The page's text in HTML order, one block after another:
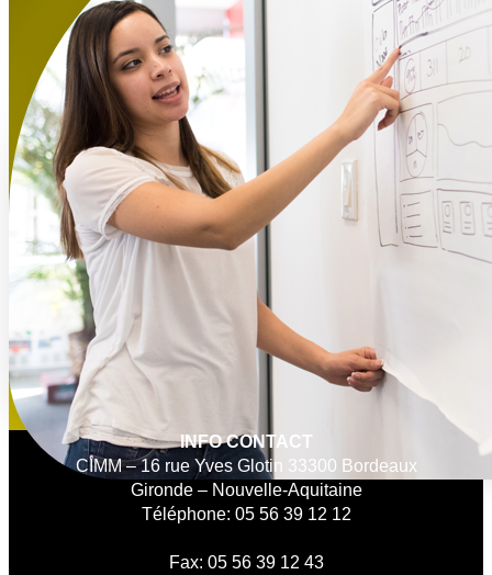
INFO CONTACT
CIMM – 16 rue Yves Glotin 33300 Bordeaux
Gironde – Nouvelle-Aquitaine
Téléphone: 05 56 39 12 12
Fax: 05 56 39 12 43